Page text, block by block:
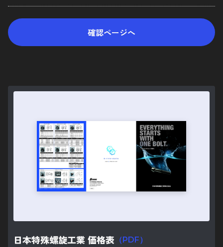
特定商取引法に基づく表示
プライバシーポリシー
車種別キットはこちら
お問い合わせ
確認ページへ
日本特殊螺旋工業 価格表 （PDF）